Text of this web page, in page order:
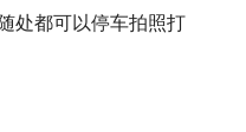
处都可以停车拍照打